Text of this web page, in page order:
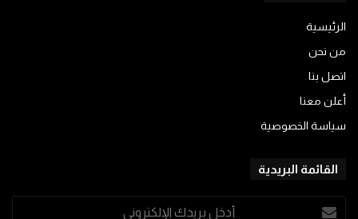
الرئيسية
من نحن
اتصل بنا
أعلن معنا
سياسة الخصوصية
القائمة البريدية
أدخل